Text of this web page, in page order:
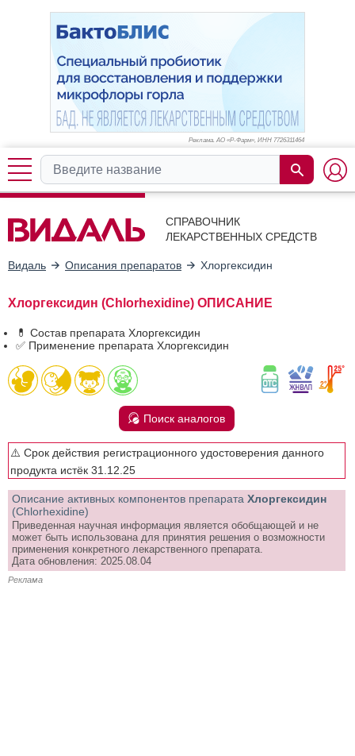
Реклама. АО «Р-Фарм», ИНН 7726311464
СПРАВОЧНИК
ЛЕКАРСТВЕННЫХ СРЕДСТВ
Видаль Описания препаратов Хлоргексидин
Хлоргексидин (Chlorhexidine) ОПИСАНИЕ
💊 Состав препарата Хлоргексидин
✅ Применение препарата Хлоргексидин
Поиск аналогов
⚠️ Срок действия регистрационного удостоверения данного
продукта истёк 31.12.25
Описание активных компонентов препарата Хлоргексидин
(Chlorhexidine)
Приведенная научная информация является обобщающей и не
может быть использована для принятия решения о возможности
применения конкретного лекарственного препарата.
Дата обновления: 2025.08.04
Реклама